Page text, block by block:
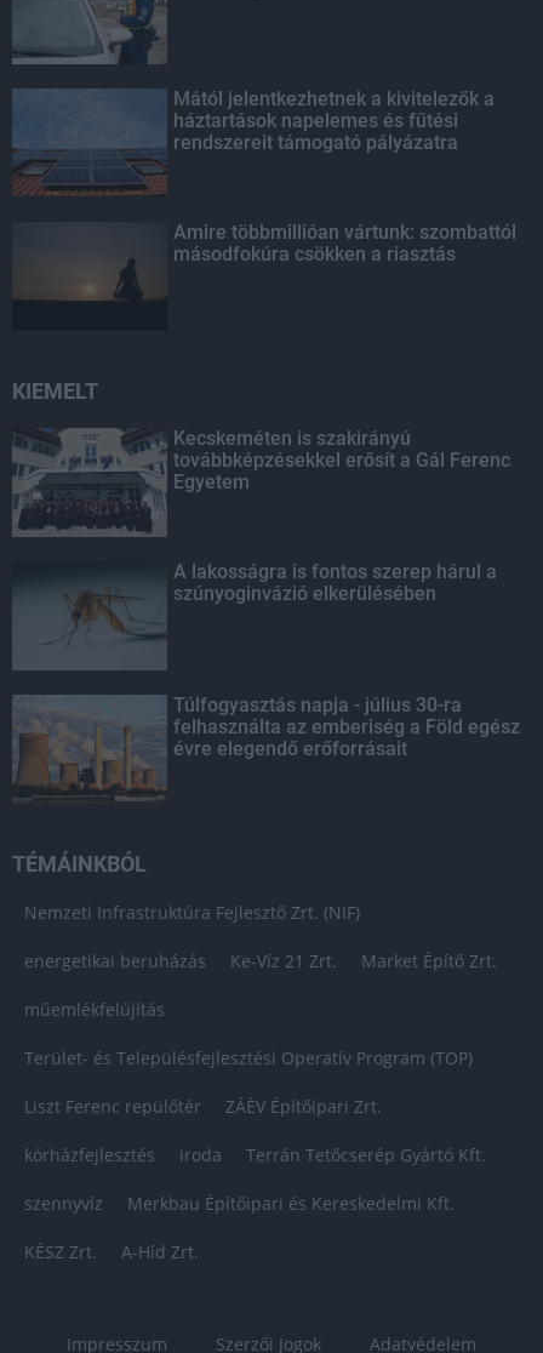
Mától jelentkezhetnek a kivitelezők a
háztartások napelemes és fűtési
rendszereit támogató pályázatra
Amire többmillióan vártunk: szombattól
másodfokúra csökken a riasztás
KIEMELT
Kecskeméten is szakirányú
továbbképzésekkel erősít a Gál Ferenc
Egyetem
A lakosságra is fontos szerep hárul a
szúnyoginvázió elkerülésében
Túlfogyasztás napja - július 30-ra
felhasználta az emberiség a Föld egész
évre elegendő erőforrásait
TÉMÁINKBÓL
Nemzeti Infrastruktúra Fejlesztő Zrt. (NIF)
energetikai beruházás Ke-Víz 21 Zrt. Market Építő Zrt.
műemlékfelújítás
Terület- és Településfejlesztési Operatív Program (TOP)
Liszt Ferenc repülőtér ZÁÉV Építőipari Zrt.
kórházfejlesztés iroda Terrán Tetőcserép Gyártó Kft.
szennyvíz Merkbau Építőipari és Kereskedelmi Kft.
KÉSZ Zrt. A-Híd Zrt.
Impresszum Szerzői Jogok Adatvédelem